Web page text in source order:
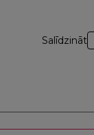
Salīdzināt